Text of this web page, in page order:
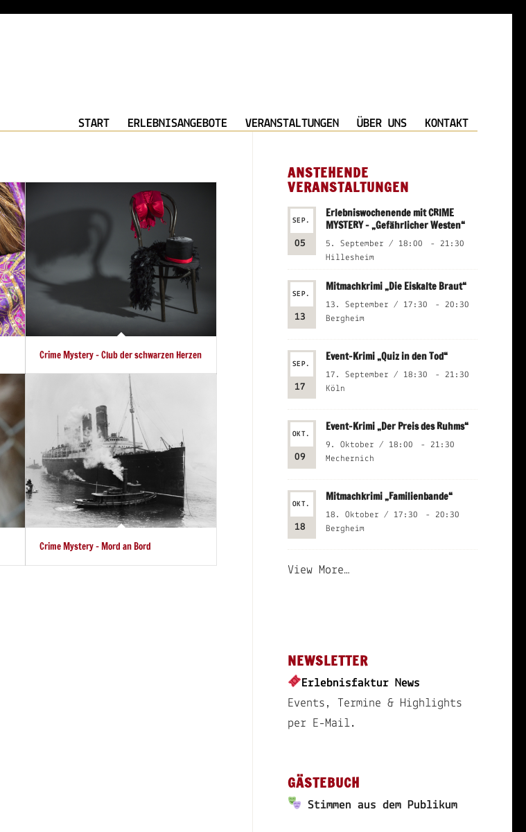
START ERLEBNISANGEBOTE VERANSTALTUNGEN ÜBER UNS KONTAKT
Crime Mystery – Club der schwarzen Herzen
Crime Mystery – Mord an Bord
ANSTEHENDE
VERANSTALTUNGEN
SEP.
05
Erlebniswochenende mit CRIME
MYSTERY – „Gefährlicher Westen“
5. September / 18:00 - 21:30
Hillesheim
SEP.
13
Mitmachkrimi „Die Eiskalte Braut“
13. September / 17:30 - 20:30
Bergheim
SEP.
17
Event-Krimi „Quiz in den Tod“
17. September / 18:30 - 21:30
Köln
OKT.
09
Event-Krimi „Der Preis des Ruhms“
9. Oktober / 18:00 - 21:30
Mechernich
OKT.
18
Mitmachkrimi „Familienbande“
18. Oktober / 17:30 - 20:30
Bergheim
View More…
NEWSLETTER
Erlebnisfaktur News
Events, Termine & Highlights
per E-Mail.
GÄSTEBUCH
Stimmen aus dem Publikum